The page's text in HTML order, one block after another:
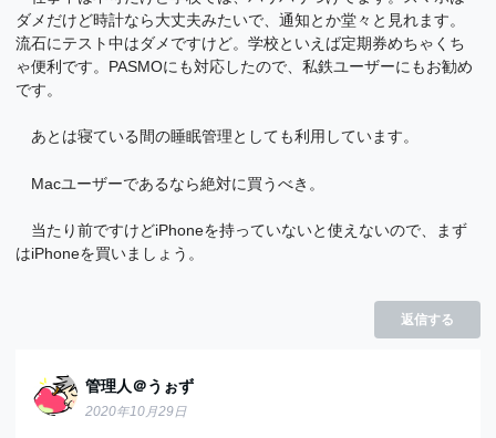
ダメだけど時計なら大丈夫みたいで、通知とか堂々と見れます。
流石にテスト中はダメですけど。学校といえば定期券めちゃくち
ゃ便利です。PASMOにも対応したので、私鉄ユーザーにもお勧め
です。
あとは寝ている間の睡眠管理としても利用しています。
Macユーザーであるなら絶対に買うべき。
当たり前ですけどiPhoneを持っていないと使えないので、まず
はiPhoneを買いましょう。
返信する
管理人＠うぉず
2020年10月29日